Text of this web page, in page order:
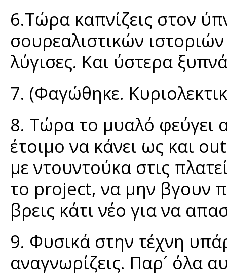
6.Τώρα καπνίζεις στον
σουρεαλιστικών
λύγισες. Και ύστερα
7. (Φαγώθηκε.
8. Τώρα το μυαλό φεύγει
έτοιμο να κάνει ως και
με ντουντούκα στις
το project, να μην βγουν
βρεις κάτι νέο για να
9. Φυσικά στην τέχνη
αναγνωρίζεις. Παρ´ όλα